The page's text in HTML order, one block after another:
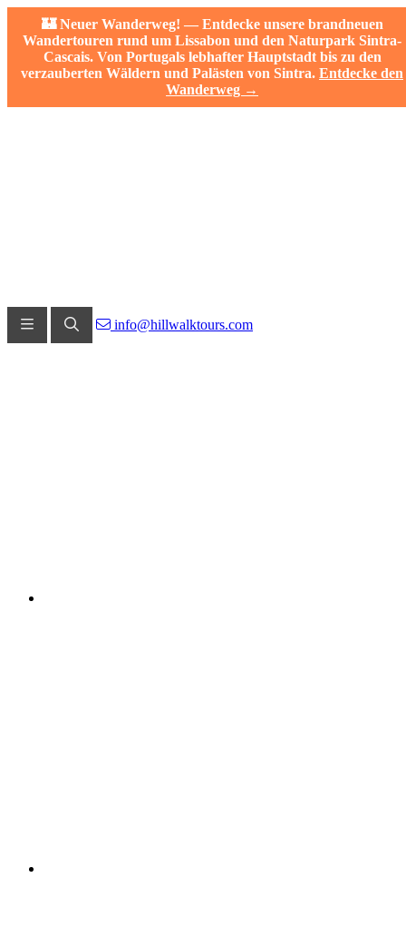
🏰 Neuer Wanderweg! — Entdecke unsere brandneuen
Wandertouren rund um Lissabon und den Naturpark Sintra-
Cascais. Von Portugals lebhafter Hauptstadt bis zu den
verzauberten Wäldern und Palästen von Sintra. Entdecke den
Wanderweg →
info@hillwalktours.com